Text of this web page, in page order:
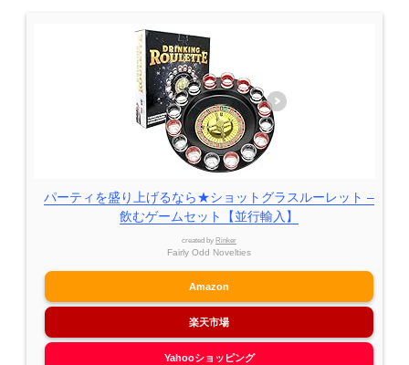
パーティを盛り上げるなら★ショットグラスルーレット –
飲むゲームセット【並行輸入】
created by Rinker
Fairly Odd Novelties
Amazon
楽天市場
Yahooショッピング